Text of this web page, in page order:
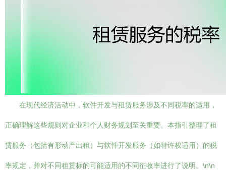
在现代经济活动中，软件开发与租赁服务涉及不同税率的适用，
正确理解这些规则对企业和个人财务规划至关重要。本指引整理了租
赁服务（包括有形动产出租）与软件开发服务（如特许权适用）的税
率规定，并对不同租赁标的可能适用的不同征收率进行了说明。\n\n